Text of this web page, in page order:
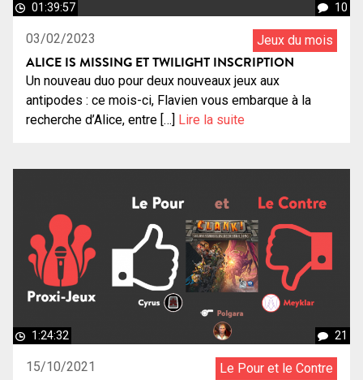
01:39:57 10
03/02/2023 Jeux du mois
ALICE IS MISSING ET TWILIGHT INSCRIPTION
Un nouveau duo pour deux nouveaux jeux aux
antipodes : ce mois-ci, Flavien vous embarque à la
recherche d’Alice, entre […] Lire la suite
1:24:32 21
15/10/2021 Le Pour et le Contre